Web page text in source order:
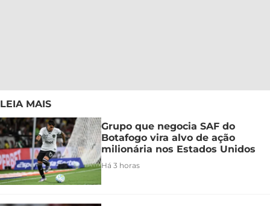
LEIA MAIS
Grupo que negocia SAF do
Botafogo vira alvo de ação
milionária nos Estados Unidos
Há 3 horas